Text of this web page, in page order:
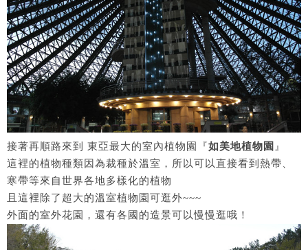
接著再順路來到 東亞最大的室內植物園『如美地植物園 』
這裡的植物種類因為裁種於溫室，所以可以直接看到熱帶、
寒帶等來自世界各地多樣化的植物
且這裡除了超大的溫室植物園可逛外~~~
外面的室外花園，還有各國的造景可以慢慢逛哦！